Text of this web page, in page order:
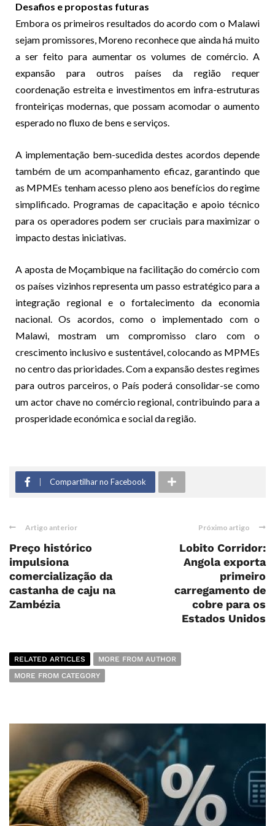
Desafios e propostas futuras
Embora os primeiros resultados do acordo com o Malawi
sejam promissores, Moreno reconhece que ainda há muito
a ser feito para aumentar os volumes de comércio. A
expansão para outros países da região requer
coordenação estreita e investimentos em infra-estruturas
fronteiriças modernas, que possam acomodar o aumento
esperado no fluxo de bens e serviços.
A implementação bem-sucedida destes acordos depende
também de um acompanhamento eficaz, garantindo que
as MPMEs tenham acesso pleno aos benefícios do regime
simplificado. Programas de capacitação e apoio técnico
para os operadores podem ser cruciais para maximizar o
impacto destas iniciativas.
A aposta de Moçambique na facilitação do comércio com
os países vizinhos representa um passo estratégico para a
integração regional e o fortalecimento da economia
nacional. Os acordos, como o implementado com o
Malawi, mostram um compromisso claro com o
crescimento inclusivo e sustentável, colocando as MPMEs
no centro das prioridades. Com a expansão destes regimes
para outros parceiros, o País poderá consolidar-se como
um actor chave no comércio regional, contribuindo para a
prosperidade económica e social da região.
Compartilhar no Facebook
Artigo anterior
Preço histórico
impulsiona
comercialização da
castanha de caju na
Zambézia
Próximo artigo
Lobito Corridor:
Angola exporta
primeiro
carregamento de
cobre para os
Estados Unidos
RELATED ARTICLES
MORE FROM AUTHOR
MORE FROM CATEGORY